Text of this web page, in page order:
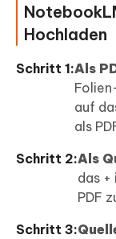
Hochladen
Schritt 1:Als
auf
als
Schritt 2:Als
das +
PDF
Schritt 3: